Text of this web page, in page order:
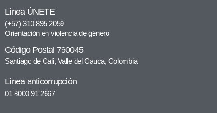
Línea ÚNETE
(+57) 310 895 2059
Orientación en violencia de género
Código Postal 760045
Santiago de Cali, Valle del Cauca, Colombia
Línea anticorrupción
01 8000 91 2667